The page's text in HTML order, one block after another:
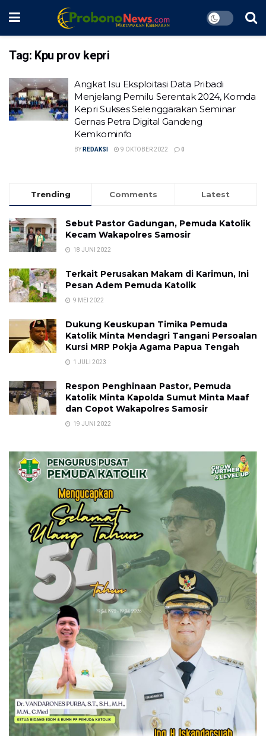
Tag: Kpu prov kepri
Angkat Isu Eksploitasi Data Pribadi
Menjelang Pemilu Serentak 2024, Komda
Kepri Sukses Selenggarakan Seminar
Gernas Petra Digital Gandeng
Kemkominfo
BY REDAKSI 9 OKTOBER 2022 0
Trending Comments Latest
Sebut Pastor Gadungan, Pemuda Katolik
Kecam Wakapolres Samosir
18 JUNI 2022
Terkait Perusakan Makam di Karimun, Ini
Pesan Adem Pemuda Katolik
9 MEI 2022
Dukung Keuskupan Timika Pemuda
Katolik Minta Mendagri Tangani Persoalan
Kursi MRP Pokja Agama Papua Tengah
1 JULI 2023
Respon Penghinaan Pastor, Pemuda
Katolik Minta Kapolda Sumut Minta Maaf
dan Copot Wakapolres Samosir
19 JUNI 2022